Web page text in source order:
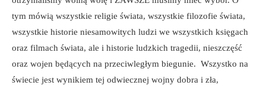
tym mówią wszystkie religie świata, wszystkie filozofie świata,
wszystkie historie niesamowitych ludzi we wszystkich księgach
oraz filmach świata, ale i historie ludzkich tragedii, nieszczęść
oraz wojen będących na przeciwległym biegunie. Wszystko na
świecie jest wynikiem tej odwiecznej wojny dobra i zła,